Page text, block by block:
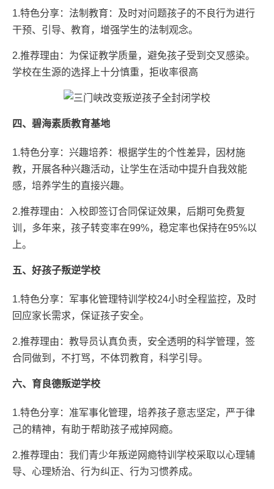
1.特色分享：法制教育：及时对问题孩子的不良行为进行
干预、引导、教育，增强学生的法制观念。
2.推荐理由：为保证教学质量，避免孩子受到交叉感染。
学校在生源的选择上十分慎重，拒收率很高
四、碧海素质教育基地
1.特色分享：兴趣培养：根据学生的个性差异，因材施
教，开展各种兴趣活动，让学生在活动中提升自我效能
感，培养学生的直接兴趣。
2.推荐理由：入校即签订合同保证效果，后期可免费复
训，多年来，孩子转变率在99%，稳定率也保持在95%以
上。
五、好孩子叛逆学校
1.特色分享：军事化管理特训学校24小时全程监控，及时
回应家长需求，保证孩子安全。
2.推荐理由：教导员认真负责，安全透明的科学管理，签
合同做到，不打骂，不体罚教育，科学引导。
六、育良德叛逆学校
1.特色分享：准军事化管理，培养孩子意志坚定，严于律
己的精神，有助于帮助孩子戒掉网瘾。
2.推荐理由：我们青少年叛逆网瘾特训学校采取以心理辅
导、心理矫治、行为纠正、行为习惯养成。